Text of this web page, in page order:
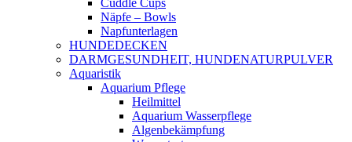
Cuddle Cups
Näpfe – Bowls
Napfunterlagen
HUNDEDECKEN
DARMGESUNDHEIT, HUNDENATURPULVER
Aquaristik
Aquarium Pflege
Heilmittel
Aquarium Wasserpflege
Algenbekämpfung